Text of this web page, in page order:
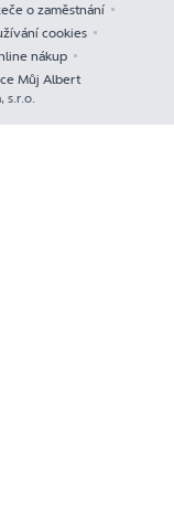
o zaměstnání
cookies
nákup
Můj Albert
s.r.o.